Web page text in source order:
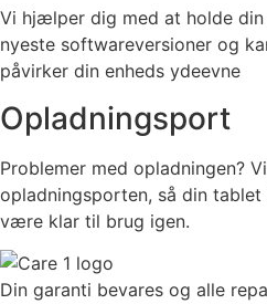
Vi hjælper dig med at holde
nyeste softwareversioner og
påvirker din enheds ydeevne
Opladningsport
Problemer med opladningen?
opladningsporten, så din
være klar til brug igen.
Din garanti bevares og alle